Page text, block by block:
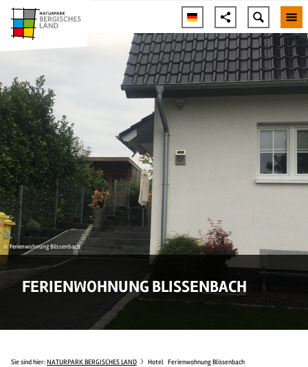
© Ferienwohnung Blissenbach
FERIENWOHNUNG BLISSENBACH
Sie sind hier:NATURPARK BERGISCHES LAND Hotel Ferienwohnung Blissenbach